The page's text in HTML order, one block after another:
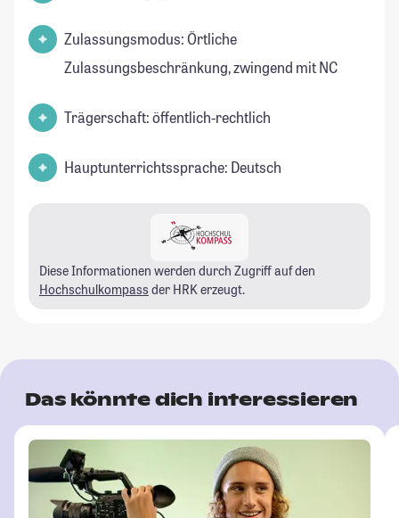
Zulassungsmodus: Örtliche
Zulassungsbeschränkung, zwingend mit NC
Trägerschaft: öffentlich-rechtlich
Hauptunterrichtssprache: Deutsch
Diese Informationen werden durch Zugriff auf den
Hochschulkompass der HRK erzeugt.
Das könnte dich interessieren